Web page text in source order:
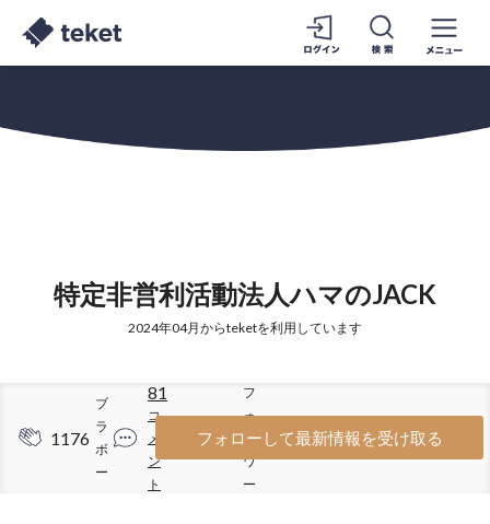
特定非営利活動法人ハマのJACK
2024年04月からteketを利用しています
1176
ブ
ラ
ボ
ー
81
コ
メ
ン
ト
586
フ
ォ
ロ
ワ
ー
フォローして最新情報を受け取る